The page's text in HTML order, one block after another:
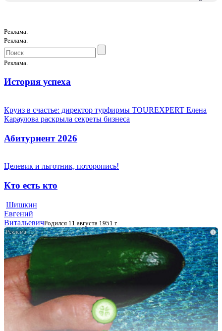
Реклама.
Реклама.
Реклама.
История успеха
Круиз в счастье: директор турфирмы TOUREXPERT Елена
Караулова раскрыла секреты бизнеса
Абитуриент 2026
Целевик и льготник, поторопись!
Кто есть кто
Шишкин
Евгений
ВитальевичРодился 11 августа 1951 г.
i